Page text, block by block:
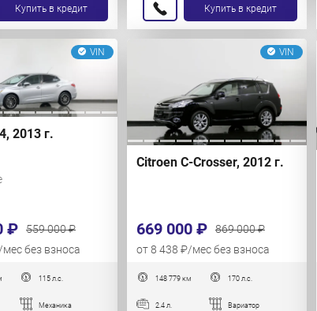
Купить в кредит Купить в кредит
VIN
2013 г.
₽
559 000 ₽
без взноса
115 л.с.
Механика
VIN
Citroen C-Crosser, 2012 г.
669 000 ₽
869 000 ₽
от 8 438 ₽/мес без взноса
148 779 км 170 л.с.
2.4 л. Вариатор